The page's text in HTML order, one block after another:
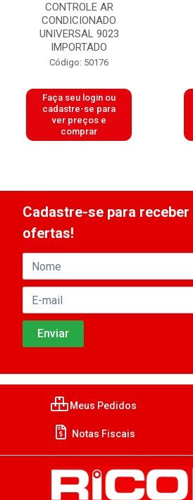
CONTROLE AR
CONDICIONADO
UNIVERSAL 9023
IMPORTADO
Código: 50176
Faça seu login ou
cadastre-se para
ver preços e
comprar
Cadastre-se para
ofertas!
Meus Pedidos
Notas Fiscais